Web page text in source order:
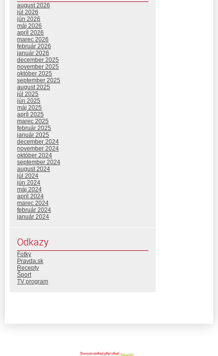
august 2026
júl 2026
jún 2026
máj 2026
apríl 2026
marec 2026
február 2026
január 2026
december 2025
november 2025
október 2025
september 2025
august 2025
júl 2025
jún 2025
máj 2025
apríl 2025
marec 2025
február 2025
január 2025
december 2024
november 2024
október 2024
september 2024
august 2024
júl 2024
jún 2024
máj 2024
apríl 2024
marec 2024
február 2024
január 2024
Odkazy
Fotky
Pravda.sk
Recepty
Šport
TV program